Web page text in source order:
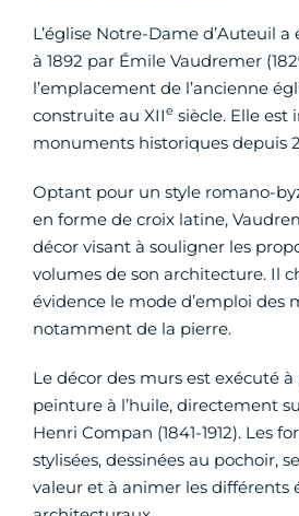
L’église Notre-Dame d’Auteuil a
à 1892 par Émile Vaudremer
l’emplacement de l’ancienne
construite au XIIe siècle. Elle est
monuments historiques depuis
Optant pour un style romano-
en forme de croix latine,
décor visant à souligner les
volumes de son architecture. Il
évidence le mode d’emploi des
notamment de la pierre.
Le décor des murs est exécuté
peinture à l’huile, directement
Henri Compan (1841-1912). Les
stylisées, dessinées au pochoir,
valeur et à animer les différents